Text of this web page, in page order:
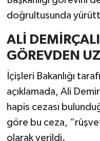
doğrultusunda
ALİ
GÖREVDEN
İçişleri Bakanlığı
açıklamada, Ali
hapis cezası
göre bu ceza,
olarak verildi.